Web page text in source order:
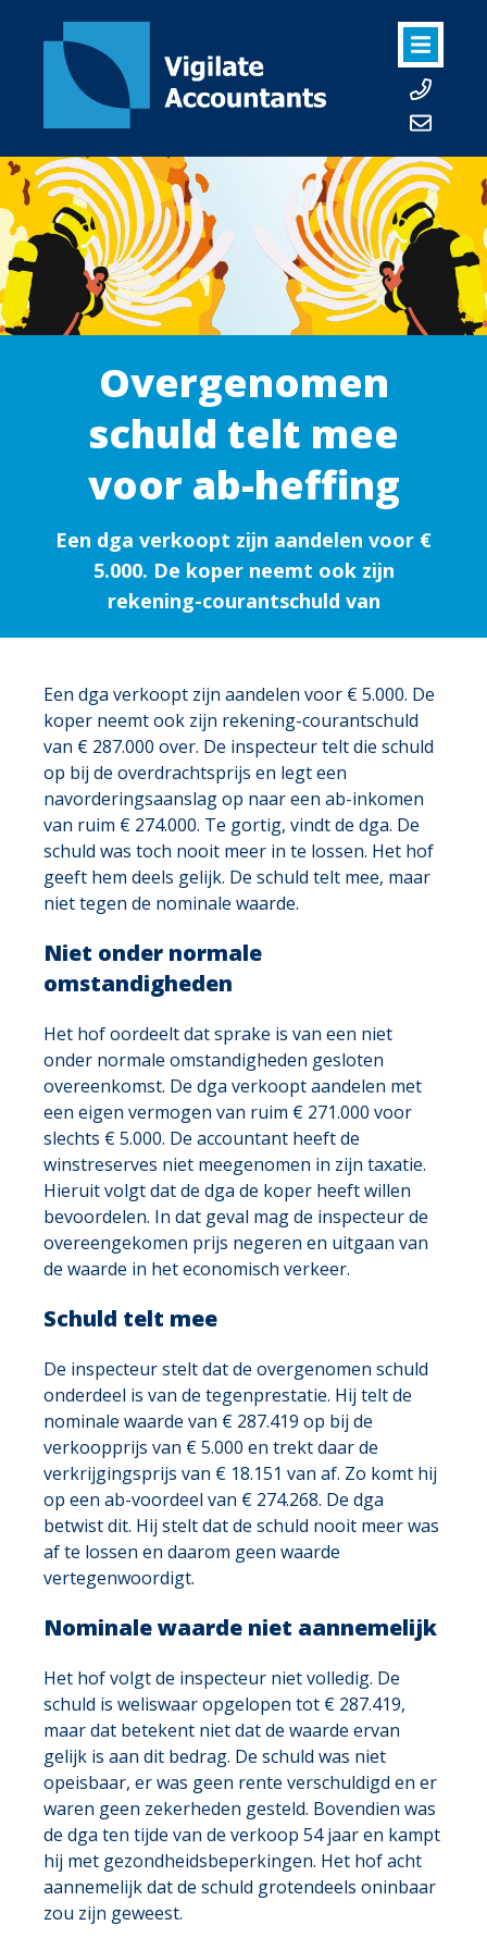
Overgenomen
schuld telt mee
voor ab-heffing
Een dga verkoopt zijn aandelen voor €
5.000. De koper neemt ook zijn
rekening-courantschuld van
Een dga verkoopt zijn aandelen voor € 5.000. De
koper neemt ook zijn rekening-courantschuld
van € 287.000 over. De inspecteur telt die schuld
op bij de overdrachtsprijs en legt een
navorderingsaanslag op naar een ab-inkomen
van ruim € 274.000. Te gortig, vindt de dga. De
schuld was toch nooit meer in te lossen. Het hof
geeft hem deels gelijk. De schuld telt mee, maar
niet tegen de nominale waarde.
Niet onder normale
omstandigheden
Het hof oordeelt dat sprake is van een niet
onder normale omstandigheden gesloten
overeenkomst. De dga verkoopt aandelen met
een eigen vermogen van ruim € 271.000 voor
slechts € 5.000. De accountant heeft de
winstreserves niet meegenomen in zijn taxatie.
Hieruit volgt dat de dga de koper heeft willen
bevoordelen. In dat geval mag de inspecteur de
overeengekomen prijs negeren en uitgaan van
de waarde in het economisch verkeer.
Schuld telt mee
De inspecteur stelt dat de overgenomen schuld
onderdeel is van de tegenprestatie. Hij telt de
nominale waarde van € 287.419 op bij de
verkoopprijs van € 5.000 en trekt daar de
verkrijgingsprijs van € 18.151 van af. Zo komt hij
op een ab-voordeel van € 274.268. De dga
betwist dit. Hij stelt dat de schuld nooit meer was
af te lossen en daarom geen waarde
vertegenwoordigt.
Nominale waarde niet aannemelijk
Het hof volgt de inspecteur niet volledig. De
schuld is weliswaar opgelopen tot € 287.419,
maar dat betekent niet dat de waarde ervan
gelijk is aan dit bedrag. De schuld was niet
opeisbaar, er was geen rente verschuldigd en er
waren geen zekerheden gesteld. Bovendien was
de dga ten tijde van de verkoop 54 jaar en kampt
hij met gezondheidsbeperkingen. Het hof acht
aannemelijk dat de schuld grotendeels oninbaar
zou zijn geweest.